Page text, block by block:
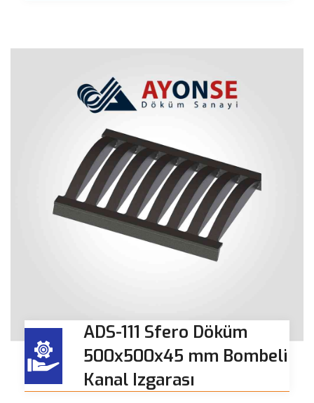
ADS-111 Sfero Döküm
500x500x45 mm Bombeli
Kanal Izgarası